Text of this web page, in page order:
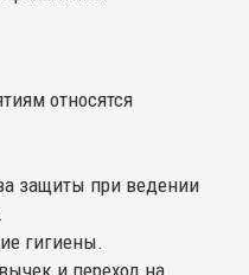
относятся
защиты при ведении
гигиены.
и переход на